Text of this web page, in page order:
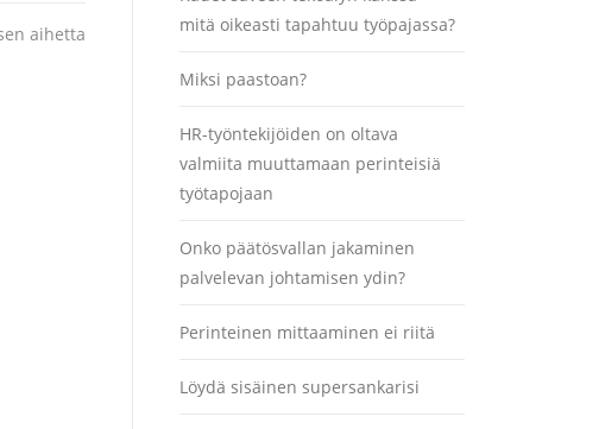
aihetta
mitä oikeasti tapahtuu työpajassa?
Miksi paastoan?
HR-työntekijöiden on oltava
valmiita muuttamaan perinteisiä
työtapojaan
Onko päätösvallan jakaminen
palvelevan johtamisen ydin?
Perinteinen mittaaminen ei riitä
Löydä sisäinen supersankarisi